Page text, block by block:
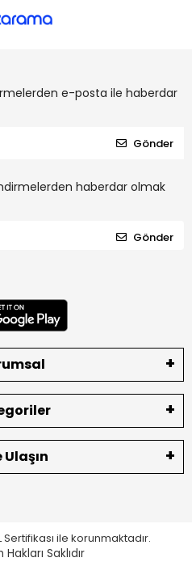
e-posta ile haberdar
Gönder
haberdar olmak
Gönder
Ulaşın
ile korunmaktadır.
Hakları Saklıdır